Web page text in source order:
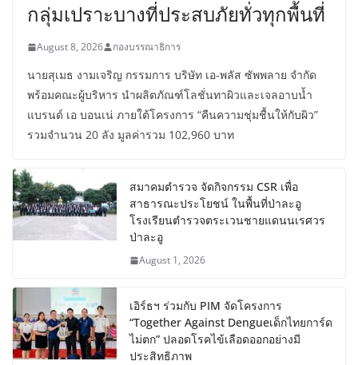
กลุ่มเปราะบางที่ประสบภัยทั่วทุกพื้นที่
August 8, 2026 กองบรรณาธิการ
นายสุเมธ งามเจริญ กรรมการ บริษัท เอ-พลัส ซัพพลาย จำกัด
พร้อมคณะผู้บริหาร นำผลิตภัณฑ์โลชั่นทาผิวและเจลอาบน้ำ
แบรนด์ เอ บอนเน่ ภายใต้โครงการ “คืนความชุ่มชื้นให้กับผิว”
รวมจำนวน 20 ลัง มูลค่ารวม 102,960 บาท
สมาคมตำรวจ จัดกิจกรรม CSR เพื่อ
สาธารณะประโยชน์ ในพื้นที่ป่าละอู
โรงเรียนตำรวจตระเวนชายแดนนเรศวร
ป่าละอู
August 1, 2026
เอิร์ธฯ ร่วมกับ PIM จัดโครงการ
“Together Against Dengueเด็กไทยการ์ด
ไม่ตก” ปลอดโรคไข้เลือดออกอย่างมี
ประสิทธิภาพ